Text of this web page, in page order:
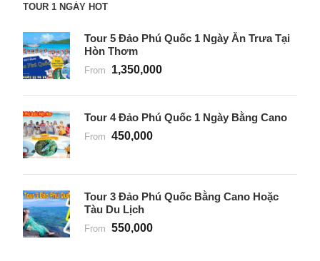
TOUR 1 NGÀY HOT
Tour 5 Đảo Phú Quốc 1 Ngày Ăn Trưa Tại
Hòn Thơm
From 1,350,000
Tour 4 Đảo Phú Quốc 1 Ngày Bằng Cano
From 450,000
Tour 3 Đảo Phú Quốc Bằng Cano Hoặc
Tàu Du Lịch
From 550,000